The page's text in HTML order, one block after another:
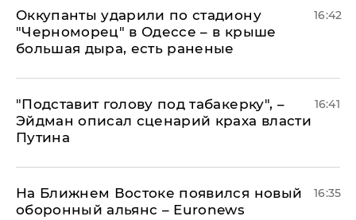
Оккупанты ударили по стадиону
"Черноморец" в Одессе – в крыше
большая дыра, есть раненые
16:42
​"Подставит голову под табакерку", –
Эйдман описал сценарий краха власти
Путина
16:41
На Ближнем Востоке появился новый
оборонный альянс – Euronews
16:35